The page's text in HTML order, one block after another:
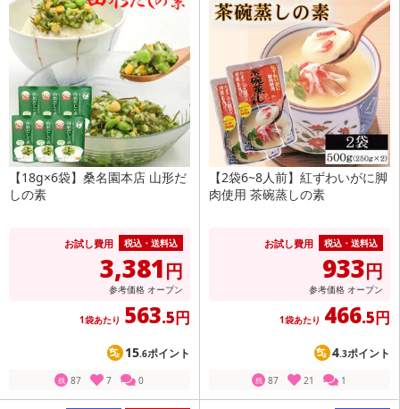
【18g×6袋】桑名園本店 山形だ
しの素
お試し費用 税込・送料込
3,381円
参考価格 オープン
1袋あたり 563.5円
15.6ポイント
残 87 7 0
【2袋6~8人前】紅ずわいがに脚
肉使用 茶碗蒸しの素
お試し費用 税込・送料込
933円
参考価格 オープン
1袋あたり 466.5円
4.3ポイント
残 87 21 1